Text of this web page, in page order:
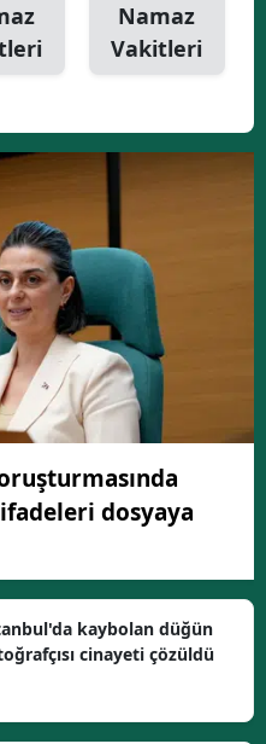
Namaz
Vakitleri
dosyaya
kaybolan düğün
cinayeti çözüldü